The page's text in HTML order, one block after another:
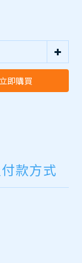
立即購買
款方式